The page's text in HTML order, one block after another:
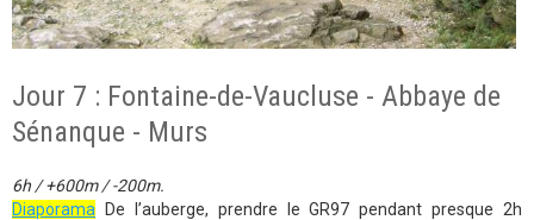
Jour 7 : Fontaine-de-Vaucluse - Abbaye de
Sénanque - Murs
6h / +600m / -200m.
Diaporama De l’auberge, prendre le GR97 pendant presque 2h